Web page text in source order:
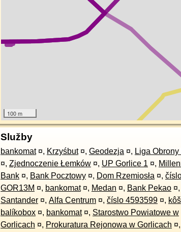
100 m
Služby
bankomat ¤, Krzyśbut ¤, Geodezja ¤, Liga Obrony
¤, Zjednoczenie Łemków ¤, UP Gorlice 1 ¤,
Bank ¤, Bank Pocztowy ¤, Dom Rzemiosła ¤,
GOR13M ¤, bankomat ¤, Medan ¤, Bank Pekao ¤,
Santander ¤, Alfa Centrum ¤, číslo 4593599 ¤, kôš
balíkobox ¤, bankomat ¤, Starostwo Powiatowe w
Gorlicach ¤, Prokuratura Rejonowa w Gorlicach ¤,